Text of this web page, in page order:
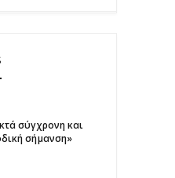
σύγχρονη και
σήμανση»